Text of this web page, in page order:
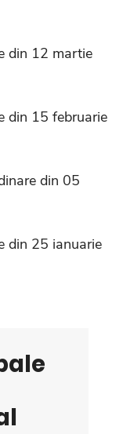
din 12 martie
din 15 februarie
din 05
din 25 ianuarie